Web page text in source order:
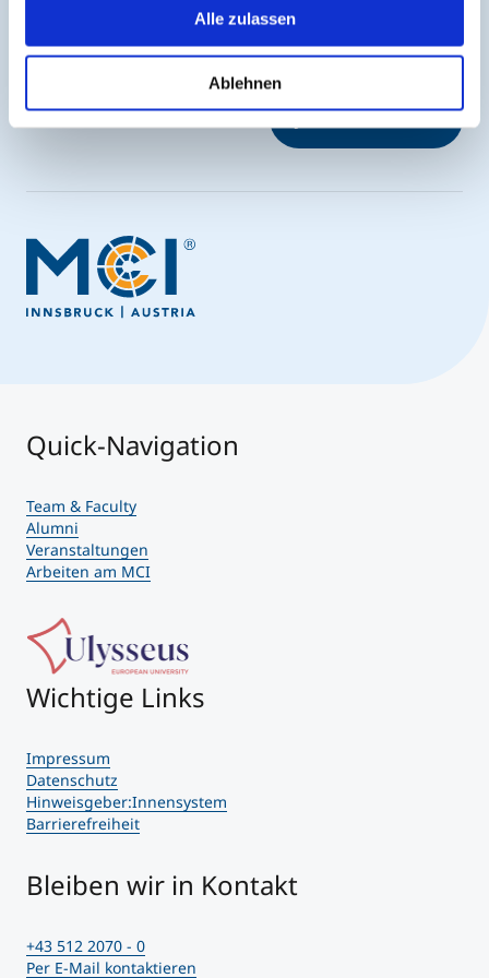
Alle zulassen
Ablehnen
Trends und zukünftige Entwicklungen in Lehre,
Foschung und Praxis", Villach, Österreich.
https://blog.fh-kaernten.at/kligs/fachsymposium-
Sahling, F. (2023, 20. April). Digitaler Health-
betriebliche Gesundheitsförderung in einem Boot
österreichischen Fachhochschulen 2023, St.
Pölten, Österreich.
entscheidenden Schritt voraus.
Jetzt anmelden
Quick-Navigation
Team & Faculty
Alumni
Veranstaltungen
Arbeiten am MCI
Wichtige Links
Impressum
Datenschutz
Hinweisgeber:Innensystem
Barrierefreiheit
Bleiben wir in Kontakt
+43 512 2070 - 0
Per E-Mail kontaktieren